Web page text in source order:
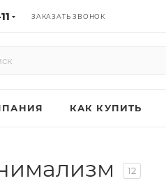
ЗАКАЗАТЬ ЗВОНОК
КАК КУПИТЬ
12